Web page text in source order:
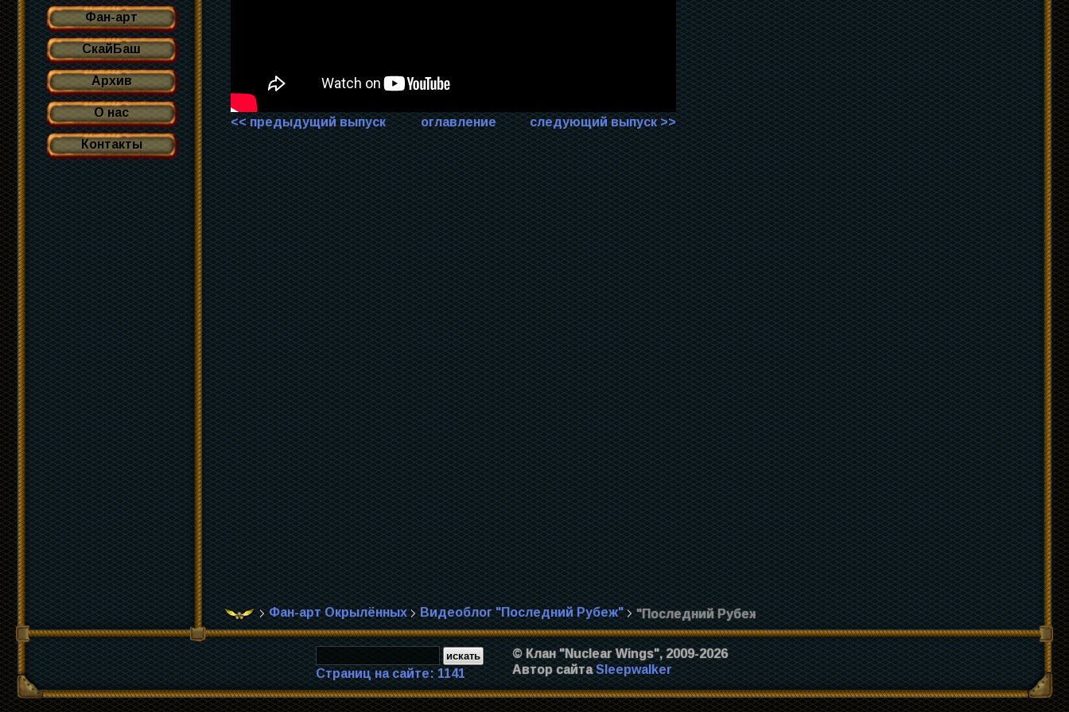
Фан-арт
СкайБаш
Архив
О нас
Контакты
<< предыдущий выпуск оглавление следующий выпуск >>
Фан-арт Окрылённых Видеоблог "Последний Рубеж" "Последний Рубеж" (Vol 3)
Страниц на сайте: 1141
© Клан "Nuclear Wings", 2009-2026
Автор сайтаSleepwalker